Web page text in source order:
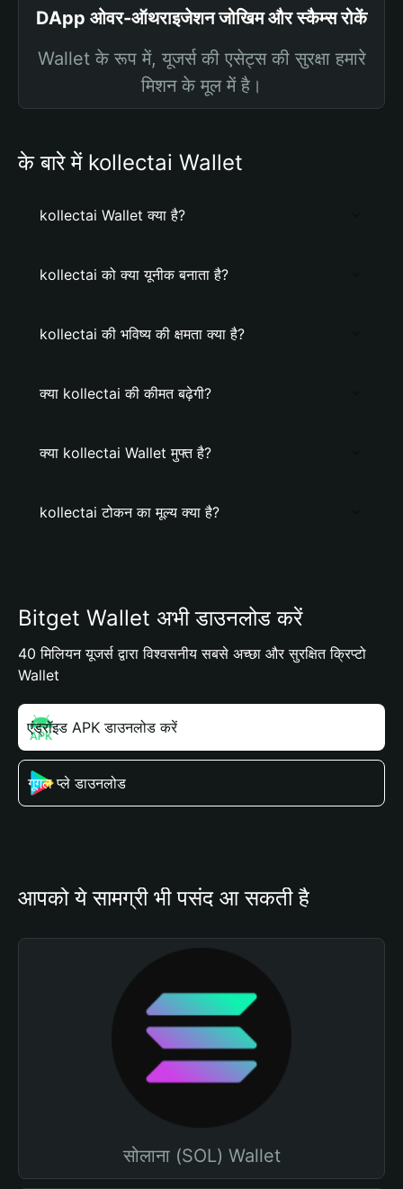
DApp ओवर-ऑथराइजेशन जोखिम और स्कैम्स रोकें
Wallet के रूप में, यूजर्स की एसेट्स की सुरक्षा हमारे
मिशन के मूल में है।
के बारे में kollectai Wallet
kollectai Wallet क्या है?
kollectai को क्या यूनीक बनाता है?
kollectai की भविष्य की क्षमता क्या है?
क्या kollectai की कीमत बढ़ेगी?
क्या kollectai Wallet मुफ्त है?
kollectai टोकन का मूल्य क्या है?
Bitget Wallet अभी डाउनलोड करें
40 मिलियन यूजर्स द्वारा विश्वसनीय सबसे अच्छा और सुरक्षित क्रिप्टो
Wallet
एंड्रॉइड APK डाउनलोड करें
गूगल प्ले डाउनलोड
आपको ये सामग्री भी पसंद आ सकती है
सोलाना (SOL) Wallet